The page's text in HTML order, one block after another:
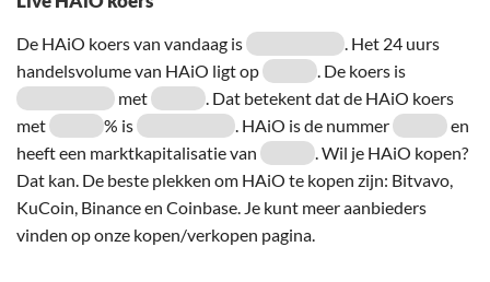
De HAiO koers van vandaag is
. Het 24 uurs
handelsvolume van HAiO ligt op
. De koers is
met
. Dat betekent dat de HAiO koers
met
% is . HAiO is de nummer
en
heeft een marktkapitalisatie van
. Wil je HAiO kopen?
Dat kan. De beste plekken om HAiO te kopen zijn: Bitvavo,
KuCoin, Binance en Coinbase. Je kunt meer aanbieders
vinden op onze kopen/verkopen pagina.